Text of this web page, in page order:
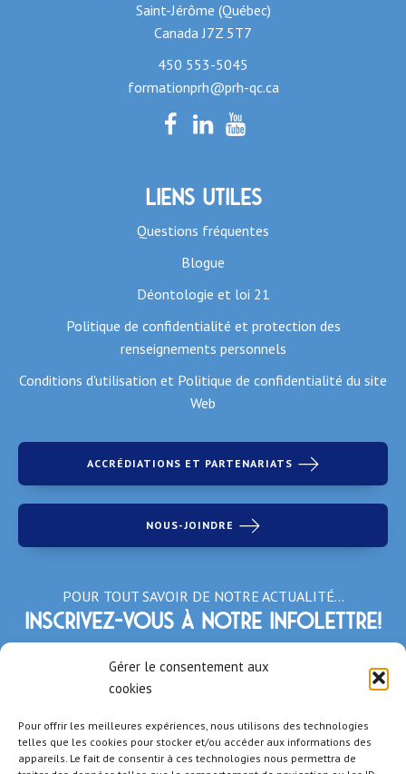
Gérer le consentement aux
cookies
Pour offrir les meilleures expériences, nous utilisons des technologies
telles que les cookies pour stocker et/ou accéder aux informations des
appareils. Le fait de consentir à ces technologies nous permettra de
Saint-Jérôme (Québec)
Canada J7Z 5T7
450 553-5045
formationprh@prh-qc.ca
Liens utiles
Questions fréquentes
Blogue
Déontologie et loi 21
Politique de confidentialité et protection des
renseignements personnels
Conditions d'utilisation et Politique de confidentialité du site
Web
ACCRÉDIATIONS ET PARTENARIATS
NOUS-JOINDRE
POUR TOUT SAVOIR DE NOTRE ACTUALITÉ…
Inscrivez-vous à notre infolettre!
*Champs obligatoires